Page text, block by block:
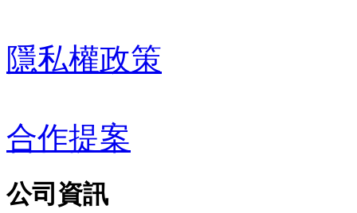
隱私權政策
合作提案
公司資訊